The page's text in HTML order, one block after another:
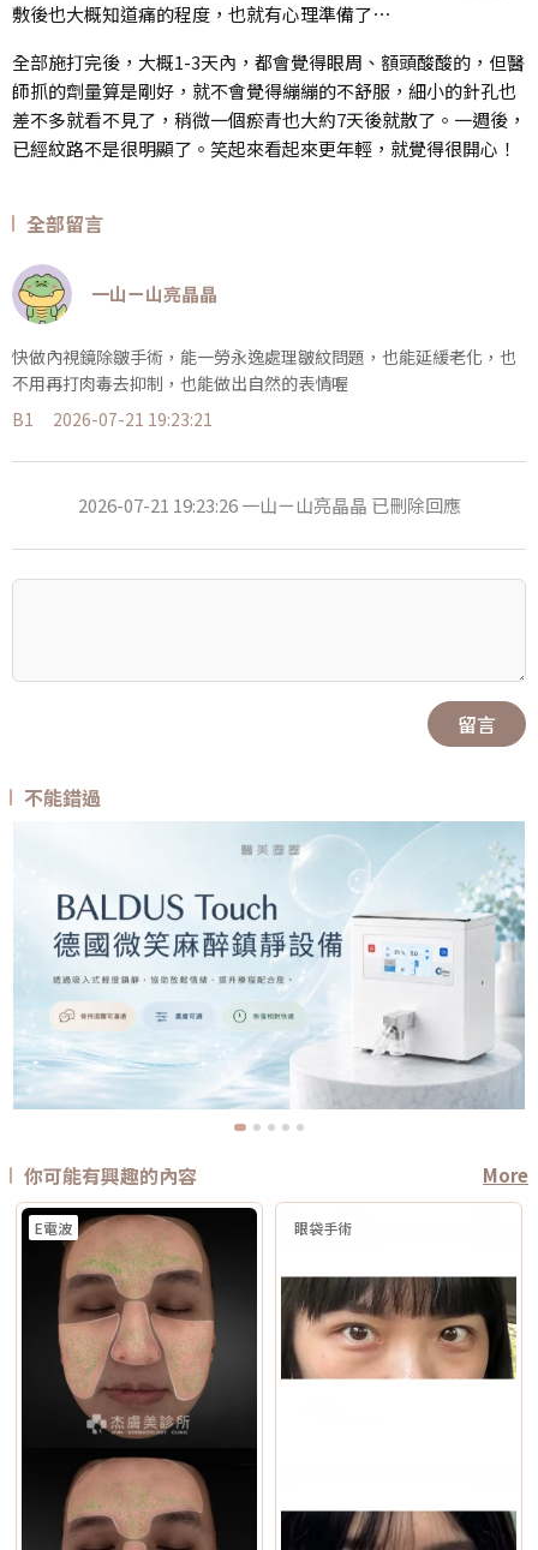
敷後也大概知道痛的程度，也就有心理準備了⋯
全部施打完後，大概1-3天內，都會覺得眼周、額頭酸酸的，但醫
師抓的劑量算是剛好，就不會覺得繃繃的不舒服，細小的針孔也
差不多就看不見了，稍微一個瘀青也大約7天後就散了。一週後，
已經紋路不是很明顯了。笑起來看起來更年輕，就覺得很開心！
全部留言
一山ㄧ山亮晶晶
快做內視鏡除皺手術，能一勞永逸處理皺紋問題，也能延緩老化，也
不用再打肉毒去抑制，也能做出自然的表情喔
B1
2026-07-21 19:23:21
2026-07-21 19:23:26 一山ㄧ山亮晶晶 已刪除回應
留言
不能錯過
你可能有興趣的內容 More
E電波 眼袋手術